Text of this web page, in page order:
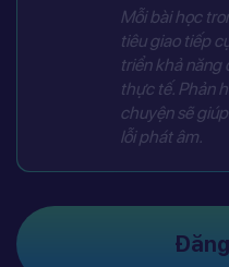
Mỗi bài học
tiêu giao tiếp
triển khả năng
thực tế. Phản
chuyện sẽ
lỗi phát âm.